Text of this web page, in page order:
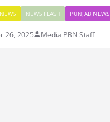
NEWS FLASH PUNJAB NEWS
26, 2025 Media PBN Staff